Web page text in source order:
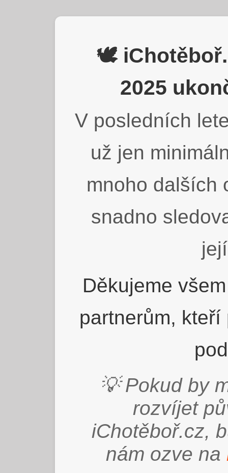
🕊️
2025
V posledních
už jen
mnoho dalších
snadno
Děkujeme
partnerům,
💡 Pokud by
rozvíjet
iChotěboř.cz,
nám ozve na